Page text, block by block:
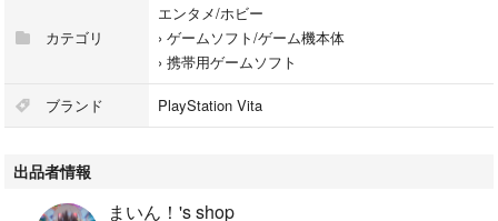
カテゴリ
エンタメ/ホビー
› ゲームソフト/ゲーム機本体
› 携帯用ゲームソフト
ブランド PlayStation Vita
出品者情報
まいん！'s shop